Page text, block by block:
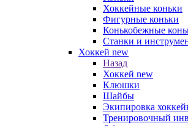
Хоккейные коньки
Фигурные коньки
Конькобежные
Станки и
Хоккей new
Назад
Хоккей new
Клюшки
Шайбы
Экипировка
Тренировочный